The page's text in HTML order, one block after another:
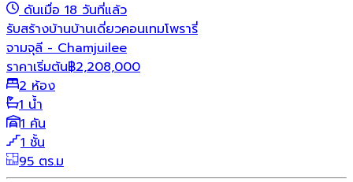
ดันเมื่อ 18 วันที่แล้ว
รับสร้างบ้านบ้านเดี่ยวคอนเทมโพรารี่
จามจุลี - Chamjuilee
ราคาเริ่มต้น฿2,208,000
2 ห้อง
1 น้ำ
1 คัน
1 ชั้น
95 ตร.ม